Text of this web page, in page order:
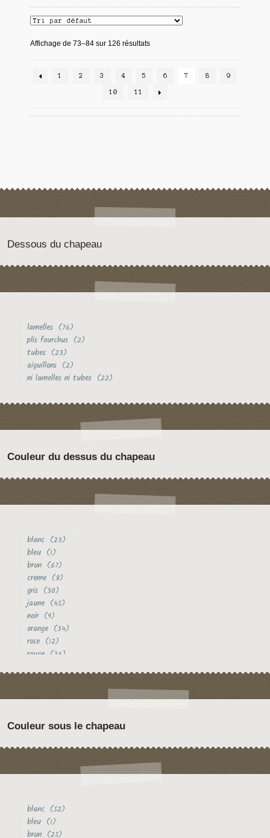
Affichage de 73–84 sur 126 résultats
1 2 3 4 5 6 7 8 9
10 11
Dessous du chapeau
lamelles (76)
plis fourchus (2)
tubes (23)
aiguillons (2)
ni lamelles ni tubes (22)
Couleur du dessus du chapeau
blanc (23)
bleu (1)
brun (67)
creme (8)
gris (30)
jaune (45)
noir (9)
orange (34)
rose (12)
rouge (26)
Couleur sous le chapeau
blanc (52)
bleu (1)
brun (25)